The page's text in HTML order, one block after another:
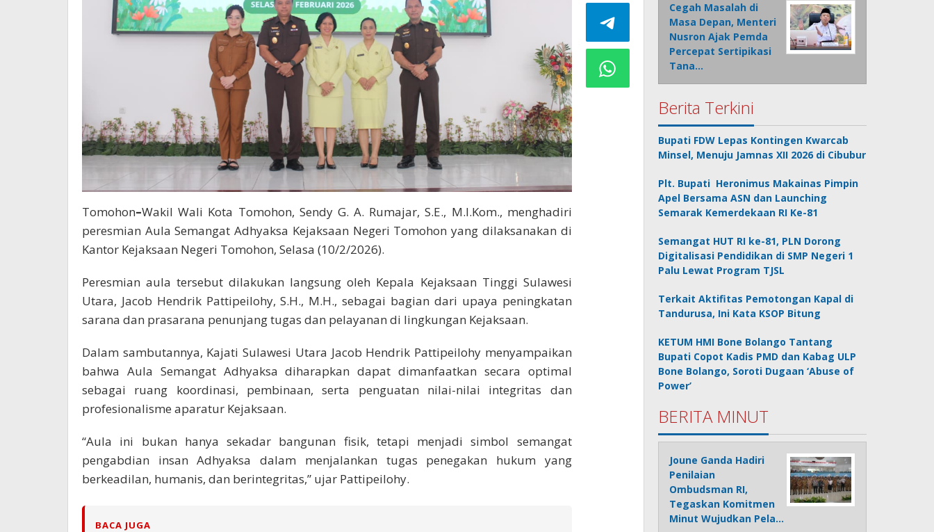
Tomohon–Wakil Wali Kota Tomohon, Sendy G. A. Rumajar, S.E., M.I.Kom., menghadiri
peresmian Aula Semangat Adhyaksa Kejaksaan Negeri Tomohon yang dilaksanakan di
Kantor Kejaksaan Negeri Tomohon, Selasa (10/2/2026).
Peresmian aula tersebut dilakukan langsung oleh Kepala Kejaksaan Tinggi Sulawesi
Utara, Jacob Hendrik Pattipeilohy, S.H., M.H., sebagai bagian dari upaya peningkatan
sarana dan prasarana penunjang tugas dan pelayanan di lingkungan Kejaksaan.
Dalam sambutannya, Kajati Sulawesi Utara Jacob Hendrik Pattipeilohy menyampaikan
bahwa Aula Semangat Adhyaksa diharapkan dapat dimanfaatkan secara optimal
sebagai ruang koordinasi, pembinaan, serta penguatan nilai-nilai integritas dan
profesionalisme aparatur Kejaksaan.
“Aula ini bukan hanya sekadar bangunan fisik, tetapi menjadi simbol semangat
pengabdian insan Adhyaksa dalam menjalankan tugas penegakan hukum yang
berkeadilan, humanis, dan berintegritas,” ujar Pattipeilohy.
BACA JUGA
Cegah Masalah di
Masa Depan, Menteri
Nusron Ajak Pemda
Percepat Sertipikasi
Tana…
Berita Terkini
Bupati FDW Lepas Kontingen Kwarcab
Minsel, Menuju Jamnas XII 2026 di Cibubur
Plt. Bupati Heronimus Makainas Pimpin
Apel Bersama ASN dan Launching
Semarak Kemerdekaan RI Ke-81
Semangat HUT RI ke-81, PLN Dorong
Digitalisasi Pendidikan di SMP Negeri 1
Palu Lewat Program TJSL
Terkait Aktifitas Pemotongan Kapal di
Tandurusa, Ini Kata KSOP Bitung
KETUM HMI Bone Bolango Tantang
Bupati Copot Kadis PMD dan Kabag ULP
Bone Bolango, Soroti Dugaan ‘Abuse of
Power’
BERITA MINUT
Joune Ganda Hadiri
Penilaian
Ombudsman RI,
Tegaskan Komitmen
Minut Wujudkan Pela…